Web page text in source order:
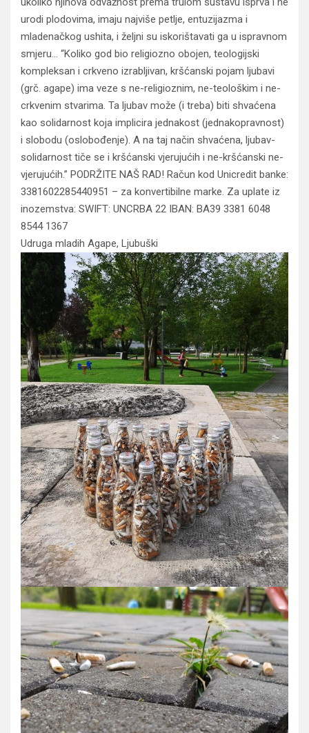
urodi plodovima, imaju najviše petlje, entuzijazma i
mladenačkog ushita, i željni su iskorištavati ga u ispravnom
smjeru… “Koliko god bio religiozno obojen, teologijski
kompleksan i crkveno izrabljivan, kršćanski pojam ljubavi
(grč. agape) ima veze s ne-religioznim, ne-teološkim i ne-
crkvenim stvarima. Ta ljubav može (i treba) biti shvaćena
kao solidarnost koja implicira jednakost (jednakopravnost)
i slobodu (oslobođenje). A na taj način shvaćena, ljubav-
solidarnost tiče se i kršćanski vjerujućih i ne-kršćanski ne-
vjerujućih.” PODRŽITE NAŠ RAD! Račun kod Unicredit banke:
3381602285440951 – za konvertibilne marke. Za uplate iz
inozemstva: SWIFT: UNCRBA 22 IBAN: BA39 3381 6048
8544 1367
Udruga mladih Agape, Ljubuški